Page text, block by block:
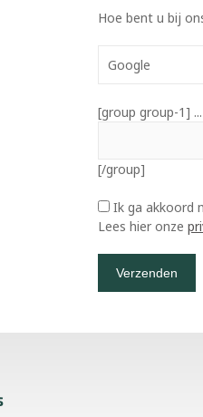
Hoe bent u bij
Google
[group group-1] ...
[/group]
Ik ga akkoord
Lees hier onze